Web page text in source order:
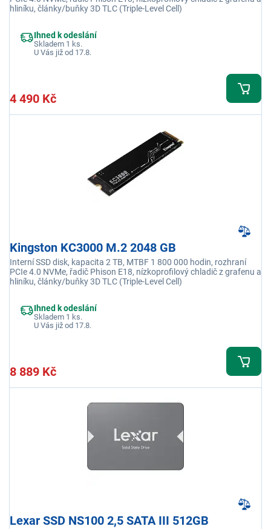
hliníku, články/buňky 3D TLC (Triple-Level Cell)
Ihned k odeslání
Skladem 1 ks.
U Vás již od 17.8.
4 490 Kč
Kingston KC3000 M.2 2048 GB
Interní SSD disk, kapacita 2 TB, MTBF 1 800 000 hodin, rozhraní
PCIe 4.0 NVMe, řadič Phison E18, nízkoprofilový chladič z grafenu a
hliníku, články/buňky 3D TLC (Triple-Level Cell)
Ihned k odeslání
Skladem 1 ks.
U Vás již od 17.8.
8 889 Kč
Lexar SSD NS100 2,5 SATA III 512GB